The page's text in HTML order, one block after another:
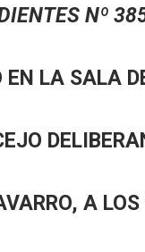
Nº
EN LA SALA
A